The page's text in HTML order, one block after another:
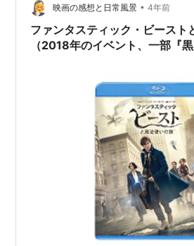
映画の感想と日常風景 • 4年前
ファンタスティック・ビースト
（2018年のイベント、一部『